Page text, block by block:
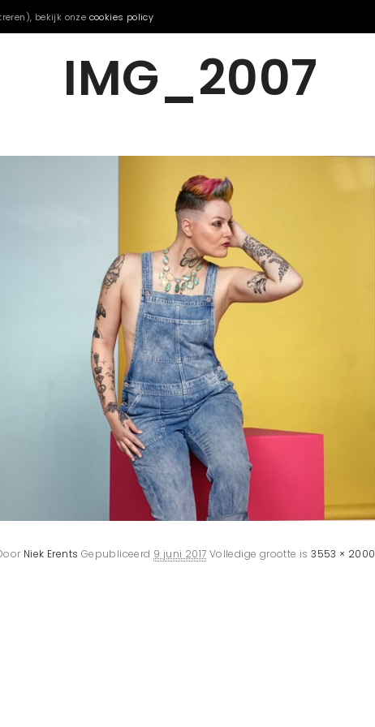
IMG_2007
Niek Erents Gepubliceerd 9 juni 2017 Volledige grootte is3553 × 2000
bekijk onze cookies policy